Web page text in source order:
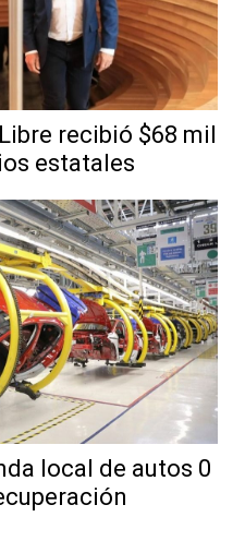
recibió $68 mil
estatales
local de autos 0